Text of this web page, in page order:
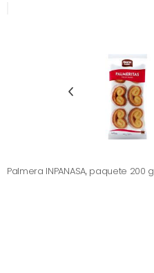
Palmera INPANASA, paquete 200 g